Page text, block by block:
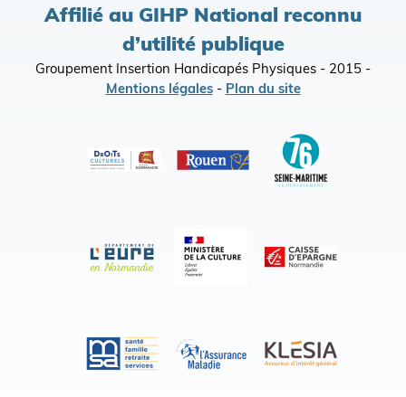
Affilié au GIHP National reconnu
d’utilité publique
Groupement Insertion Handicapés Physiques - 2015 -
Mentions légales- Plan du site